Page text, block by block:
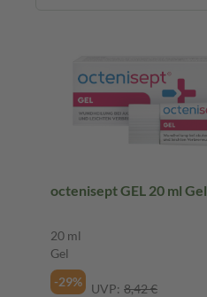
octenisept GEL 20 ml Gel
20 ml
Gel
-29%
UVP: 8,42 €